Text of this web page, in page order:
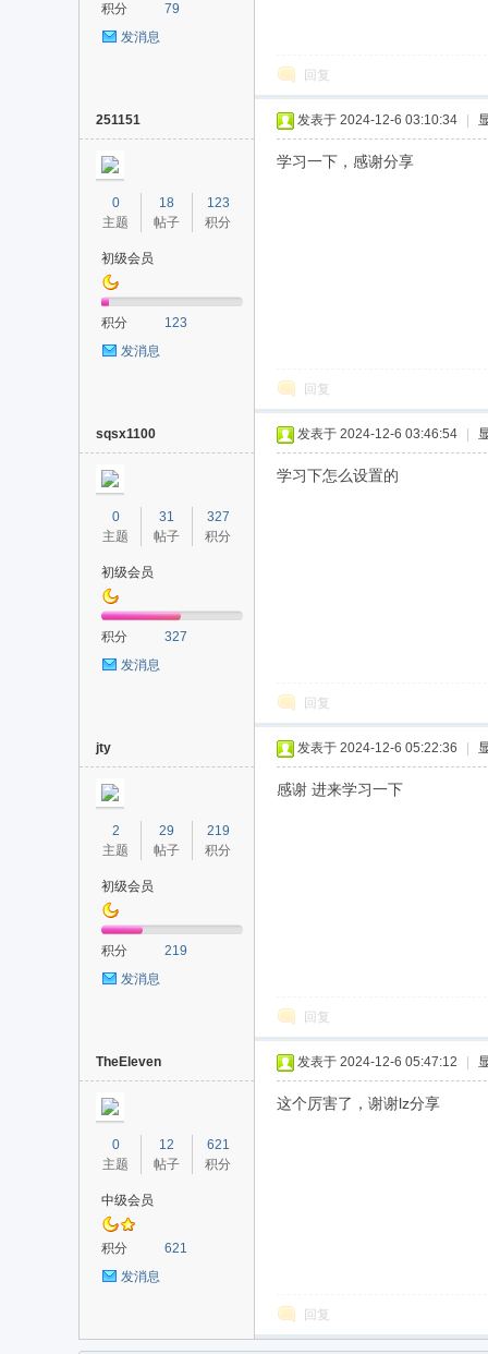
积分
79
发消息
回复
251151
0
主题
18
帖子
123
积分
初级会员
积分
123
发消息
发表于 2024-12-6 03:10:34
学习一下，感谢分享
回复
sqsx1100
0
主题
31
帖子
327
积分
初级会员
积分
327
发消息
发表于 2024-12-6 03:46:54
学习下怎么设置的
回复
jty
2
主题
29
帖子
219
积分
初级会员
积分
219
发消息
发表于 2024-12-6 05:22:36
感谢 进来学习一下
回复
TheEleven
0
主题
12
帖子
621
积分
中级会员
积分
621
发消息
发表于 2024-12-6 05:47:12
这个厉害了，谢谢lz分享
回复